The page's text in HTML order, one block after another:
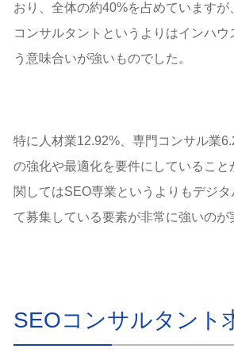
おり、全体の約40%を占めています
コンサルタントというよりはインハウ
う意味合いが強いものでした。
特に人材業12.92%、専門コンサル業
の強化や最適化を要件にしていること
関してはSEO専業というよりもデジ
て募集している要素が非常に強いのが
SEOコンサルタント